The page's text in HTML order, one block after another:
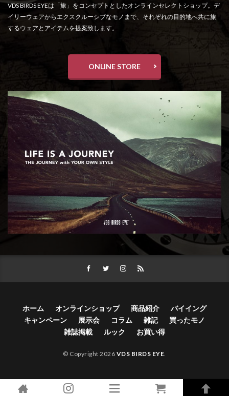
VDS BIRDS EYEは「旅」をコンセプトとしたオンラインセレクトショップ。デ
イリーウェアからエクスクルーシブなモノまで、それぞれの目的地へ共に旅
するウェアとアイテムを提案致します。
ONLINE STORE
ホーム オンラインショップ 商品紹介
バイイング
キャンペーン
展示会 コラム 雑記
買ったモノ
雑誌掲載
ルック お買い得
© Copyright 2026 VDS BIRDS EYE.